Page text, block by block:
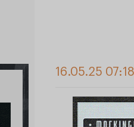
16.05.25